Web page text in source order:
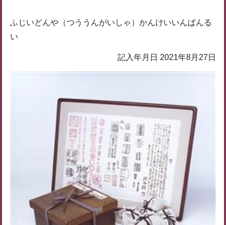
ふじいどんや（つううんがいしゃ）かんけいいんぱんる
い
記入年月日 2021年8月27日